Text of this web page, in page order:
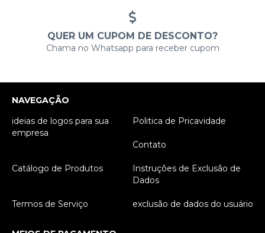
QUER UM CUPOM DE DESCONTO?
Chama no Whatsapp para receber cupom
NAVEGAÇÃO
ideias de logos para sua
empresa
Politica de Pricavidade
Contato
Catálogo de Produtos
Instruções de Exclusão de
Dados
Termos de Serviço exclusão de dados do usuário